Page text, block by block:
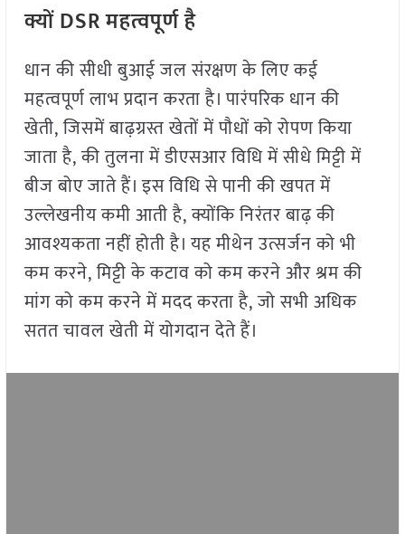
क्यों DSR महत्वपूर्ण है
धान की सीधी बुआई जल संरक्षण के लिए कई
महत्वपूर्ण लाभ प्रदान करता है। पारंपरिक धान की
खेती, जिसमें बाढ़ग्रस्त खेतों में पौधों को रोपण किया
जाता है, की तुलना में डीएसआर विधि में सीधे मिट्टी में
बीज बोए जाते हैं। इस विधि से पानी की खपत में
उल्लेखनीय कमी आती है, क्योंकि निरंतर बाढ़ की
आवश्यकता नहीं होती है। यह मीथेन उत्सर्जन को भी
कम करने, मिट्टी के कटाव को कम करने और श्रम की
मांग को कम करने में मदद करता है, जो सभी अधिक
सतत चावल खेती में योगदान देते हैं।